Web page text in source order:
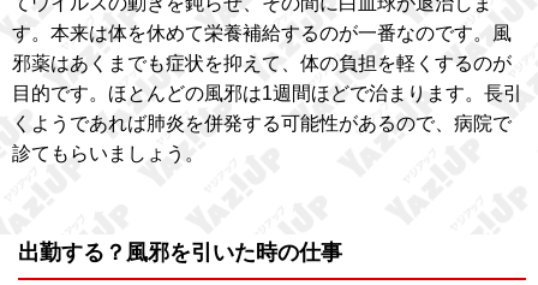
す。本来は体を休めて栄養補給するのが一番なのです。風
邪薬はあくまでも症状を抑えて、体の負担を軽くするのが
目的です。ほとんどの風邪は1週間ほどで治まります。長引
くようであれば肺炎を併発する可能性があるので、病院で
診てもらいましょう。
出勤する？風邪を引いた時の仕事